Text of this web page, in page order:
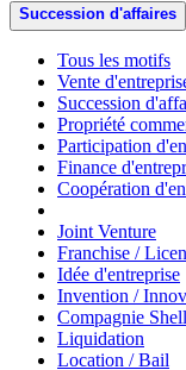
Succession d'affaires
Tous les motifs
Vente
Succession
Propriété
Participation
Finance
Coopération
Joint Venture
Franchise /
Idée d'entreprise
Invention /
Compagnie Shell
Liquidation
Location / Bail